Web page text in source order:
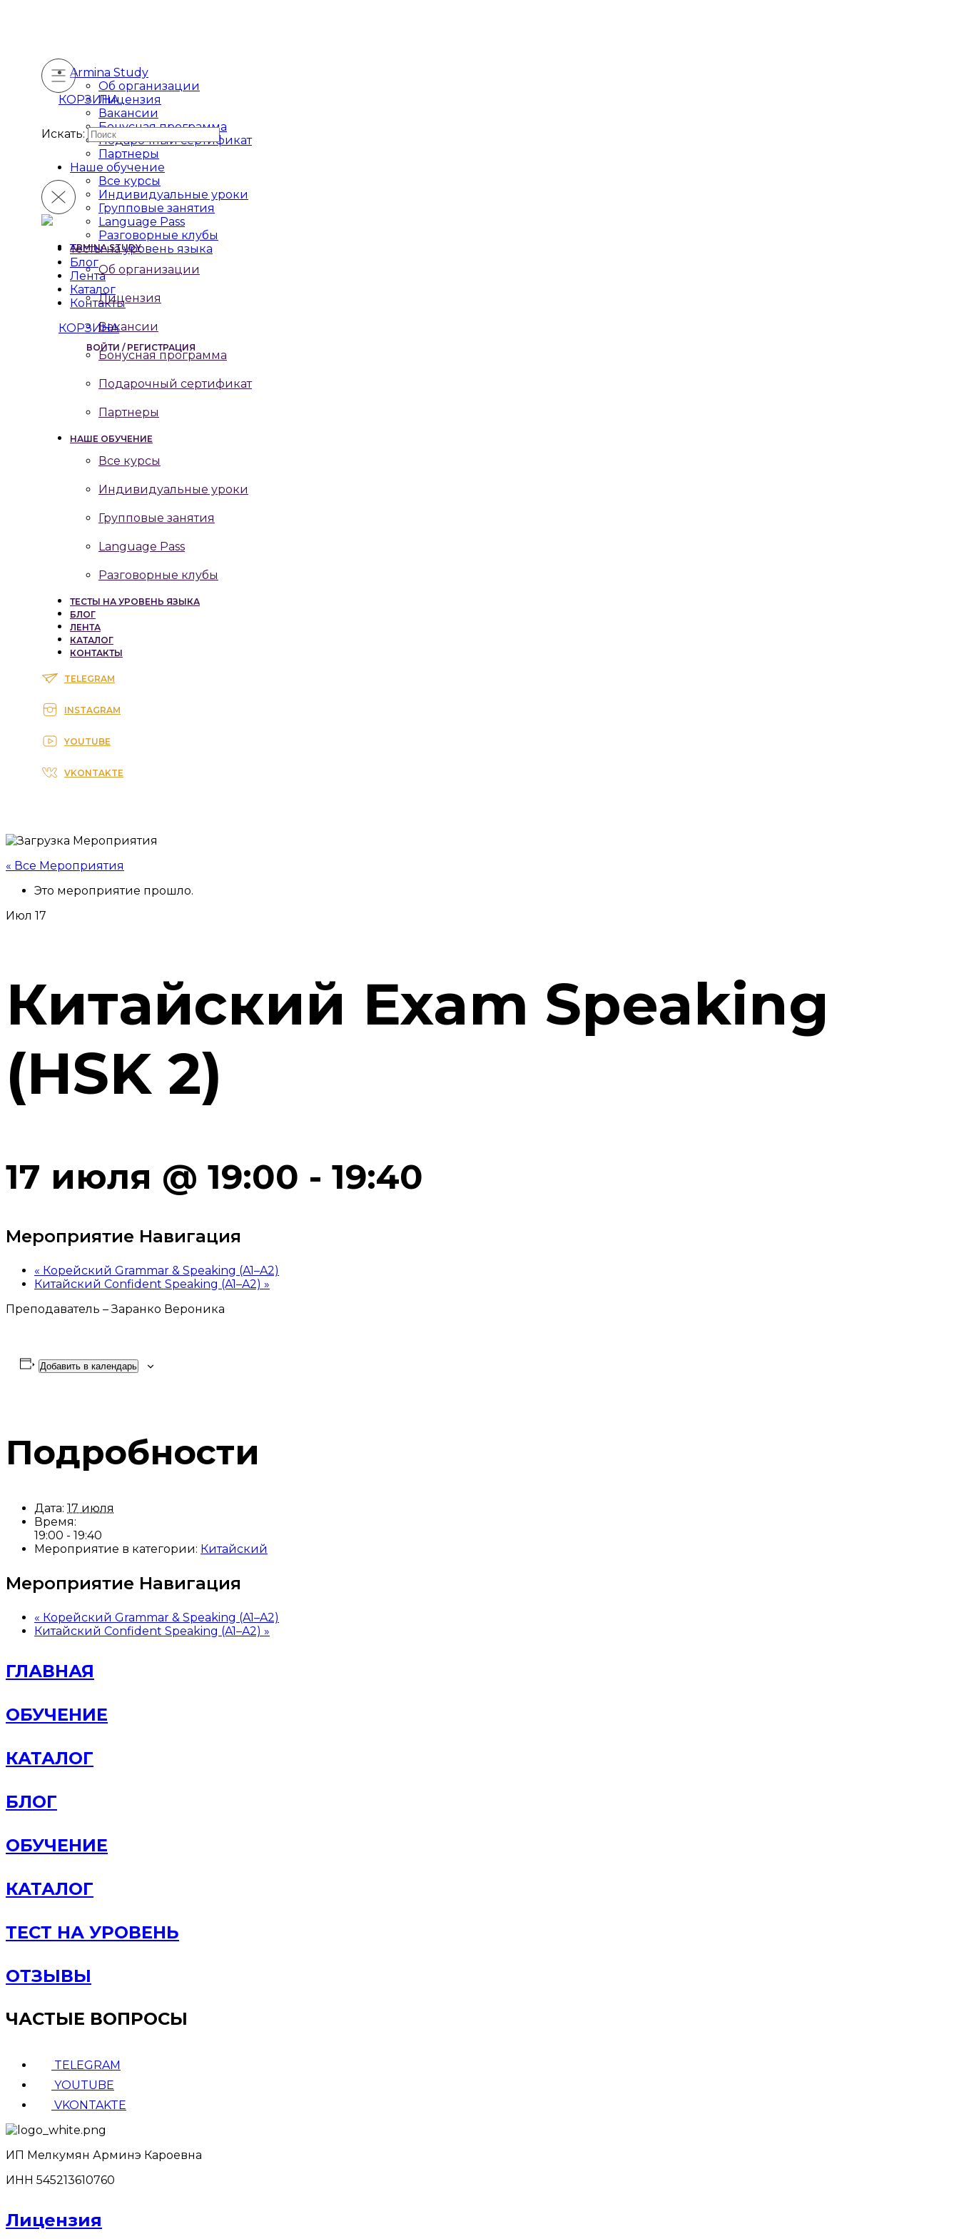
Armina Study
Об организации
Лицензия
Вакансии
Бонусная программа
Подарочный сертификат
Партнеры
Наше обучение
Все курсы
Индивидуальные уроки
Групповые занятия
Language Pass
Разговорные клубы
Тесты на уровень языка
Блог
Лента
Каталог
Контакты
КОРЗИНА
ВОЙТИ / РЕГИСТРАЦИЯ
КОРЗИНА
Искать:
ARMINA STUDY
Об организации
Лицензия
Вакансии
Бонусная программа
Подарочный сертификат
Партнеры
НАШЕ ОБУЧЕНИЕ
Все курсы
Индивидуальные уроки
Групповые занятия
Language Pass
Разговорные клубы
ТЕСТЫ НА УРОВЕНЬ ЯЗЫКА
БЛОГ
ЛЕНТА
КАТАЛОГ
КОНТАКТЫ
TELEGRAM
INSTAGRAM
YOUTUBE
VKONTAKTE
« Все Мероприятия
Это мероприятие прошло.
Июл 17
Китайский Exam Speaking
(HSK 2)
17 июля @ 19:00 - 19:40
Мероприятие Навигация
« Корейский Grammar & Speaking (A1–A2)
Китайский Confident Speaking (A1–A2) »
Преподаватель – Заранко Вероника
Добавить в календарь
Подробности
Дата: 17 июля
Время:
19:00 - 19:40
Мероприятие в категории: Китайский
Мероприятие Навигация
« Корейский Grammar & Speaking (A1–A2)
Китайский Confident Speaking (A1–A2) »
ГЛАВНАЯ
ОБУЧЕНИЕ
КАТАЛОГ
БЛОГ
ОБУЧЕНИЕ
КАТАЛОГ
ТЕСТ НА УРОВЕНЬ
ОТЗЫВЫ
ЧАСТЫЕ ВОПРОСЫ
TELEGRAM
YOUTUBE
VKONTAKTE
ИП Мелкумян Арминэ Кароевна
ИНН 545213610760
Лицензия